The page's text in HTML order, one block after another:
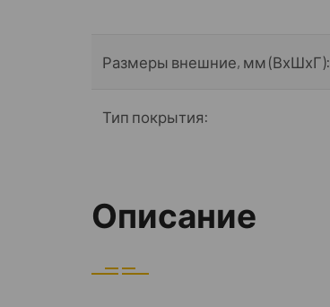
Размеры внешние, мм (ВхШхГ):
Тип покрытия:
Описание